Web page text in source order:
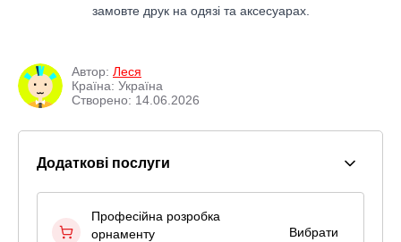
замовте друк на одязі та аксесуарах.
Автор: Леся
Країна: Україна
Створено: 14.06.2026
Додаткові послуги
Професійна розробка
орнаменту
Вибрати